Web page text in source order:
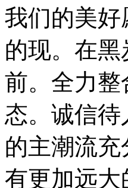
我们的美
的现。在
前。全力
态。诚信
的主潮流
有更加远